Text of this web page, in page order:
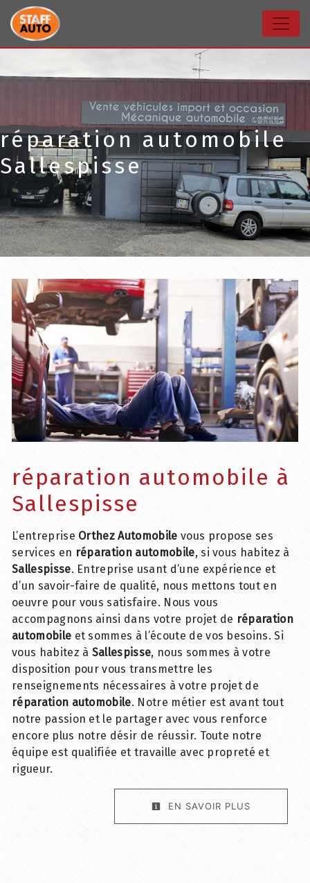
Panneau de gestion des cookies
réparation automobile
Sallespisse
réparation automobile à
Sallespisse
L’entreprise Orthez Automobile vous propose ses
services en réparation automobile, si vous habitez à
Sallespisse. Entreprise usant d’une expérience et
d’un savoir-faire de qualité, nous mettons tout en
oeuvre pour vous satisfaire. Nous vous
accompagnons ainsi dans votre projet de réparation
automobile et sommes à l’écoute de vos besoins. Si
vous habitez à Sallespisse, nous sommes à votre
disposition pour vous transmettre les
renseignements nécessaires à votre projet de
réparation automobile. Notre métier est avant tout
notre passion et le partager avec vous renforce
encore plus notre désir de réussir. Toute notre
équipe est qualifiée et travaille avec propreté et
rigueur.
EN SAVOIR PLUS